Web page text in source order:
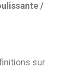
/
sur